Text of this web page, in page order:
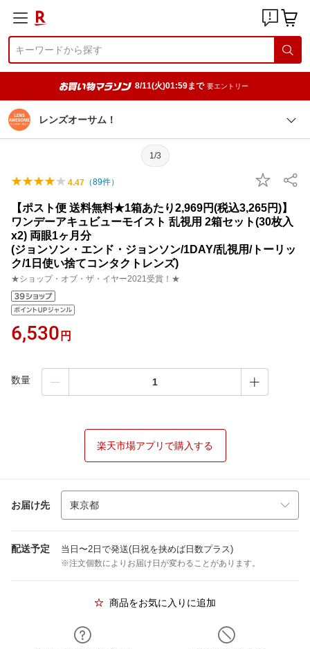
8/11(火)01:59まで 要エントリー
レンズオーサム！
1/3
4.47 （89件）
【ポスト便 送料無料★1箱あたり2,969円(税込3,265円)】
ワンデーアキュビューモイスト 乱視用 2箱セット(30枚入
x2) 両眼1ヶ月分
(ジョンソン・エンド・ジョンソン/1DAY/乱視用/トーリッ
ク/1日使い捨てコンタクトレンズ)
★ショップ・オブ・ザ・イヤー2021受賞！★
6,530 円
数量
楽天市場アプリで購入する
お届け先
配送予定 当日〜2日で発送(日祝を挟めば日数プラス)
※注文個数によりお届け日が変わることがあります。
商品をお気に入りに追加